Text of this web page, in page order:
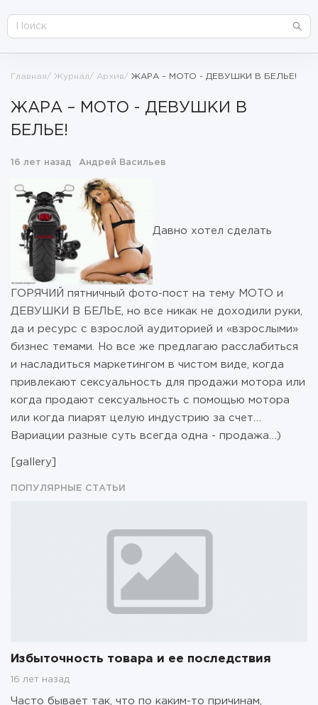
Главная Журнал Архив ЖАРА – МОТО - ДЕВУШКИ В БЕЛЬЕ!
ЖАРА – МОТО - ДЕВУШКИ В
БЕЛЬЕ!
16 лет назад Андрей Васильев
Давно хотел сделать
ГОРЯЧИЙ пятничный фото-пост на тему МОТО и
ДЕВУШКИ В БЕЛЬЕ, но все никак не доходили руки,
да и ресурс с взрослой аудиторией и «взрослыми»
бизнес темами. Но все же предлагаю расслабиться
и насладиться маркетингом в чистом виде, когда
привлекают сексуальность для продажи мотора или
когда продают сексуальность с помощью мотора
или когда пиарят целую индустрию за счет…
Вариации разные суть всегда одна - продажа…)
[gallery]
ПОПУЛЯРНЫЕ СТАТЬИ
Избыточность товара и ее последствия
16 лет назад
Часто бывает так, что по каким-то причинам,